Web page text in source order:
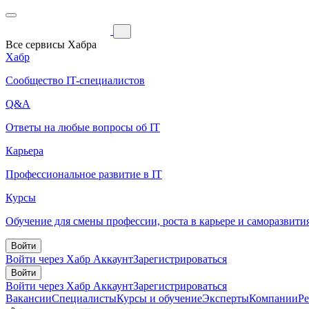
Все сервисы Хабра
Хабр
Сообщество IT-специалистов
Q&A
Ответы на любые вопросы об IT
Карьера
Профессиональное развитие в IT
Курсы
Обучение для смены профессии, роста в карьере и
Войти
Войти через Хабр АккаунтЗарегистрироваться
Войти
Войти через Хабр АккаунтЗарегистрироваться
ВакансииСпециалистыКурсы и обучениеЭкспертыКомпании